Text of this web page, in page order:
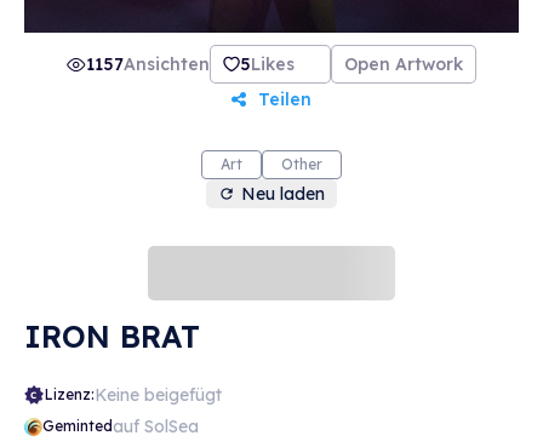
1157Ansichten 5Likes
Open Artwork
Teilen
Art Other
Neu laden
IRON BRAT
Lizenz:Keine beigefügt
Gemintedauf SolSea